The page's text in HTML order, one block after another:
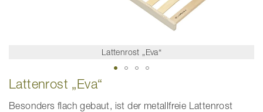
Lattenrost „Eva“
Zum
Anfang
Bildgalerie
Lattenrost „Eva“
Besonders flach gebaut, ist der metallfreie Lattenrost